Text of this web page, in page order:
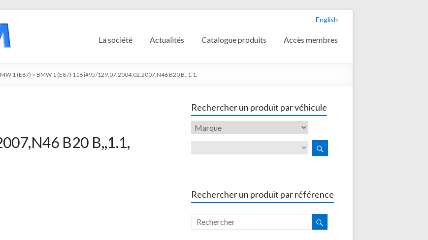
English
La société Actualités Catalogue produits Accès membres
1 (E87) > BMW 1 (E87) 118 i#95/129,07.2004,02.2007,N46 B20 B,,1.1,
B20 B,,1.1,
Rechercher un produit par véhicule
Rechercher un produit par référence